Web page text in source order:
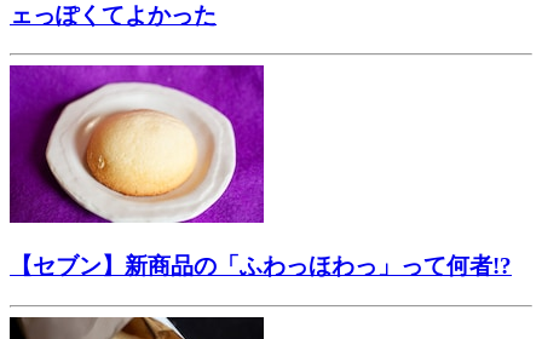
ェっぽくてよかった
【セブン】新商品の「ふわっほわっ」って何者!?